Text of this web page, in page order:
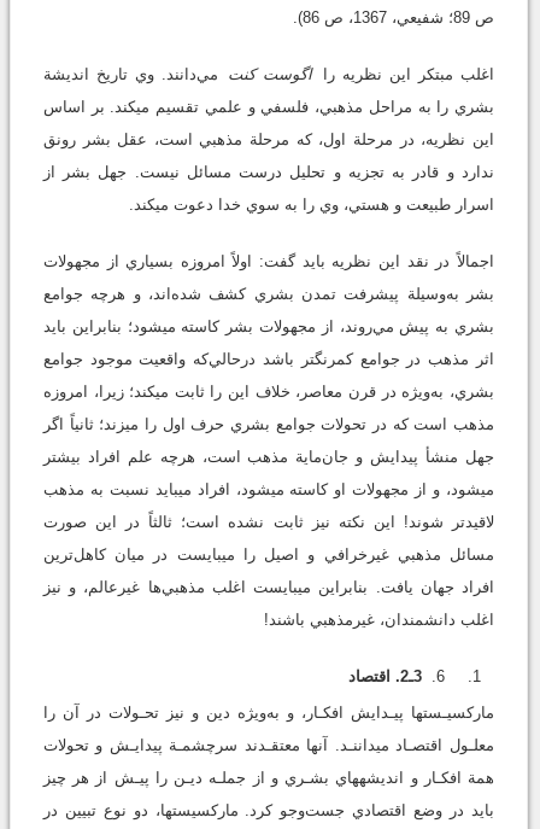
ص 89؛ شفيعي، 1367، ص 86).
اغلب مبتكر اين نظريه را اگوست كنت
مي‌دانند. وي تاريخ انديشة
بشري را به مراحل مذهبي، فلسفي و علمي تقسيم مي‏كند. بر اساس
اين نظريه، در مرحلة اول، كه مرحلة مذهبي است، عقل بشر رونق
ندارد و قادر به تجزيه و تحليل درست مسائل نيست. جهل بشر از
اسرار طبيعت و هستي، وي را به سوي خدا دعوت مي‏كند.
اجمالاً در نقد اين نظريه بايد گفت: اولاً امروزه بسياري از مجهولات
بشر به‌وسيلة پيشرفت تمدن بشري كشف شده‌اند، و هرچه جوامع
بشري به پيش مي‌روند، از مجهولات بشر كاسته مي‏شود؛ بنابراين بايد
اثر مذهب در جوامع كمرنگ‏تر باشد درحالي‌كه واقعيت موجود جوامع
بشري، به‌ويژه در قرن معاصر، خلاف اين را ثابت مي‏كند؛ زيرا، امروزه
مذهب است كه در تحولات جوامع بشري حرف اول را مي‏زند؛ ثانياً اگر
جهل منشأ پيدايش و جان‌ماية مذهب است، هرچه علم افراد بيشتر
مي‏شود، و از مجهولات او كاسته مي‏شود، افراد مي‏بايد نسبت به مذهب
لاقيدتر شوند! اين نكته نيز ثابت نشده است؛ ثالثاً در اين صورت
مسائل مذهبي غيرخرافي و اصيل را مي‏بايست در ميان كاهل‌ترين
افراد جهان يافت. بنابراين مي‏بايست اغلب مذهبي‌ها غيرعالم، و نيز
اغلب دانشمندان، غيرمذهبي باشند!
3ـ2. اقتصاد
ماركسيـست‏ها پيـدايش افكـار، و به‌ويژه دين و نيز تحـولات در آن را
معلـول اقتصـاد مي‏داننـد. آنها معتقـدند سرچشمـة پيدايـش و تحولات
همة افكـار و انديشه‏هاي بشـري و از جملـه ديـن را پيـش از هر چيز
بايد در وضع اقتصادي جست‌وجو كرد. ماركسيست‏ها، دو نوع تبيين در